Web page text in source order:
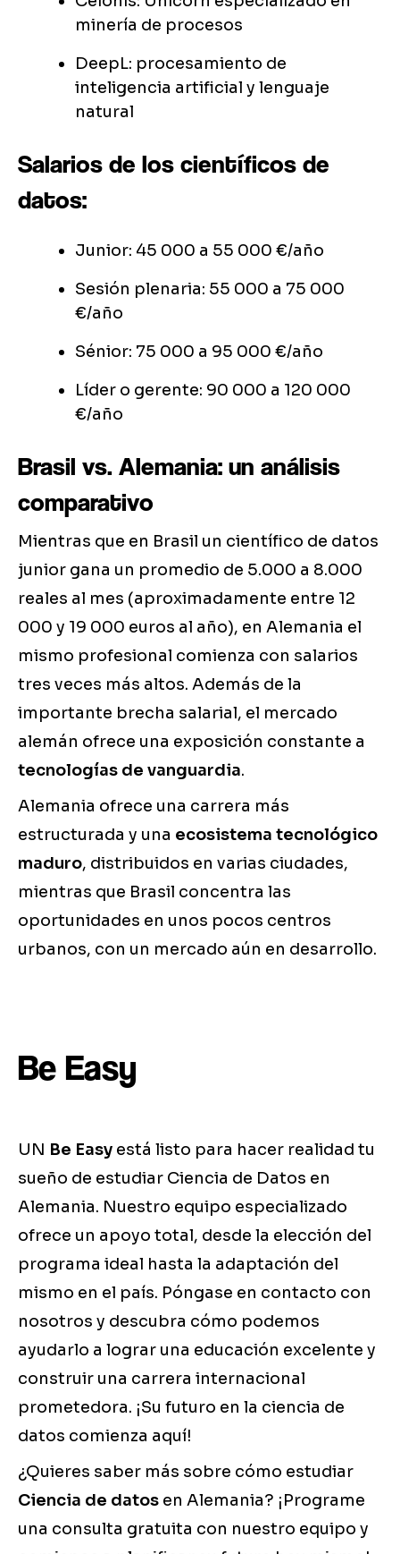
minería de procesos
DeepL: procesamiento de
inteligencia artificial y lenguaje
natural
Salarios de los científicos de
datos:
Junior: 45 000 a 55 000 €/año
Sesión plenaria: 55 000 a 75 000
€/año
Sénior: 75 000 a 95 000 €/año
Líder o gerente: 90 000 a 120 000
€/año
Brasil vs. Alemania: un análisis
comparativo
Mientras que en Brasil un científico de datos
junior gana un promedio de 5.000 a 8.000
reales al mes (aproximadamente entre 12
000 y 19 000 euros al año), en Alemania el
mismo profesional comienza con salarios
tres veces más altos. Además de la
importante brecha salarial, el mercado
alemán ofrece una exposición constante a
tecnologías de vanguardia.
Alemania ofrece una carrera más
estructurada y una ecosistema tecnológico
maduro, distribuidos en varias ciudades,
mientras que Brasil concentra las
oportunidades en unos pocos centros
urbanos, con un mercado aún en desarrollo.
Be Easy
UN Be Easy está listo para hacer realidad tu
sueño de estudiar Ciencia de Datos en
Alemania. Nuestro equipo especializado
ofrece un apoyo total, desde la elección del
programa ideal hasta la adaptación del
mismo en el país. Póngase en contacto con
nosotros y descubra cómo podemos
ayudarlo a lograr una educación excelente y
construir una carrera internacional
prometedora. ¡Su futuro en la ciencia de
datos comienza aquí!
¿Quieres saber más sobre cómo estudiar
Ciencia de datos en Alemania? ¡Programe
una consulta gratuita con nuestro equipo y